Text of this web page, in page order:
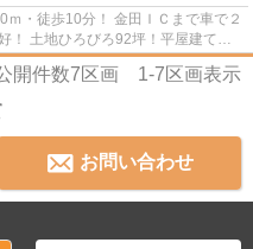
・徒歩10分！ 金田ＩＣまで車で２
！ 土地ひろびろ92坪！平屋建てや
開件数7区画 1-7区画表示
お問い合わせ